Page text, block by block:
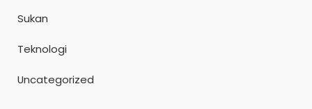
Sukan
Teknologi
Uncategorized